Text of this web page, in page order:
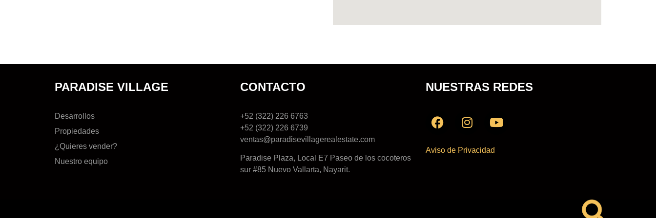
PARADISE VILLAGE
Desarrollos
Propiedades
¿Quieres vender?
Nuestro equipo
CONTACTO
+52 (322) 226 6763
+52 (322) 226 6739
ventas@paradisevillagerealestate.com
Paradise Plaza, Local E7 Paseo de los cocoteros
sur #85 Nuevo Vallarta, Nayarit.
NUESTRAS REDES
Aviso de Privacidad